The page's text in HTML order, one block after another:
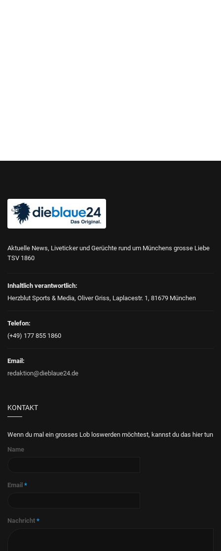
Aktuelle News, Liveticker und Gerüchte rund um Münchens grosse Liebe
TSV 1860
Inhaltlich verantwortlich:
Herzblut Sports & Media, Oliver Griss, Laplacestr. 1, 81679 München
Telefon:
(+49) 177 855 1860
Email:
redaktion@dieblaue24.de
KONTAKT
Wenn du mal ein grosses Lob loswerden möchtest, kannst du das hier tun
Name
Email *
Nachricht *